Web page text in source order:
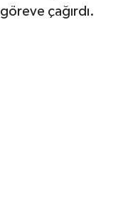
çağırdı.